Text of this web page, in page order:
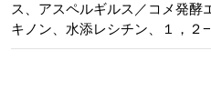
ス、アスペルギルス／コメ発酵
キノン、水添レシチン、１，２